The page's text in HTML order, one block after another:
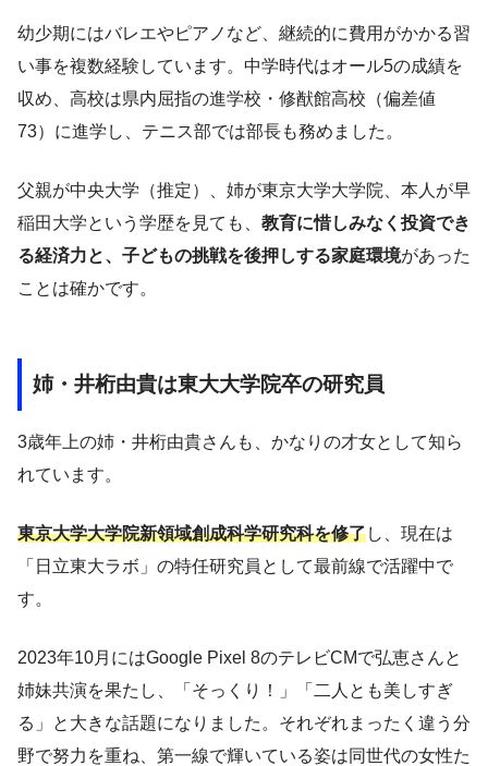
幼少期にはバレエやピアノなど、継続的に費用がかかる習
い事を複数経験しています。中学時代はオール5の成績を
収め、高校は県内屈指の進学校・修猷館高校（偏差値
73）に進学し、テニス部では部長も務めました。
父親が中央大学（推定）、姉が東京大学大学院、本人が早
稲田大学という学歴を見ても、 教育に惜しみなく投資でき
る経済力と、子どもの挑戦を後押しする家庭環境があった
ことは確かです。
姉・井桁由貴は東大大学院卒の研究員
3歳年上の姉・井桁由貴さんも、かなりの才女として知ら
れています。
東京大学大学院新領域創成科学研究科を修了し、現在は
「日立東大ラボ」の特任研究員として最前線で活躍中で
す。
2023年10月にはGoogle Pixel 8のテレビCMで弘恵さんと
姉妹共演を果たし、「そっくり！」「二人とも美しすぎ
る」と大きな話題になりました。それぞれまったく違う分
野で努力を重ね、第一線で輝いている姿は同世代の女性た